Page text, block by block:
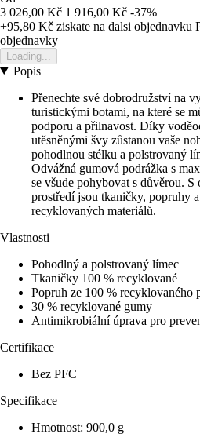
3 026,00 Kč 1 916,00 Kč -37%
+95,80 Kč ziskate na dalsi objednavku
objednavky
Loading...
Popis
Přenechte své dobrodružství na
turistickými botami, na které se
podporu a přilnavost. Díky
utěsněnými švy zůstanou vaše
pohodlnou stélku a polstrovaný
Odvážná gumová podrážka s
se všude pohybovat s důvěrou.
prostředí jsou tkaničky, popruhy
recyklovaných materiálů.
Vlastnosti
Pohodlný a polstrovaný límec
Tkaničky 100 % recyklované
Popruh ze 100 % recyklovaného
30 % recyklované gumy
Antimikrobiální úprava pro
Certifikace
Bez PFC
Specifikace
Hmotnost: 900,0 g